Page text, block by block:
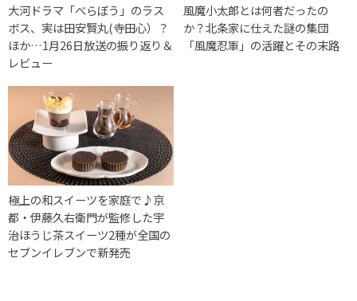
大河ドラマ「べらぼう」のラス
ボス、実は田安賢丸(寺田心）？
ほか…1月26日放送の振り返り＆
レビュー
風魔小太郎とは何者だったの
か？北条家に仕えた謎の集団
「風魔忍軍」の活躍とその末路
極上の和スイーツを家庭で♪京
都・伊藤久右衛門が監修した宇
治ほうじ茶スイーツ2種が全国の
セブンイレブンで新発売